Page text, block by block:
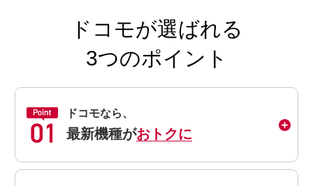
ドコモが選ばれる
3つのポイント
ドコモなら、
最新機種がおトクに